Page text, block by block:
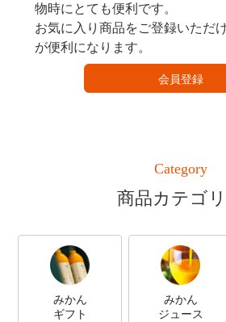
物時にとても便利です。
お気に入り商品をご登録いただ
が便利になります。
会員登録
Category
商品カテゴ
みかん
ギフト
みかん
ジュース